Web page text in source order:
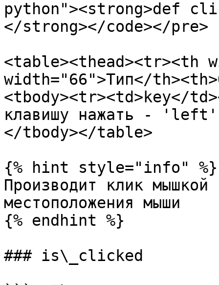
python"><strong>def
</strong></code></pre>
<table><thead><tr><th
width="66">Тип</
<tbody><tr><td>key</
клавишу нажать -
</tbody></table>
{% hint style="info" %}
Производит клик мышкой
местоположения мыши
{% endhint %}
### is\_clicked